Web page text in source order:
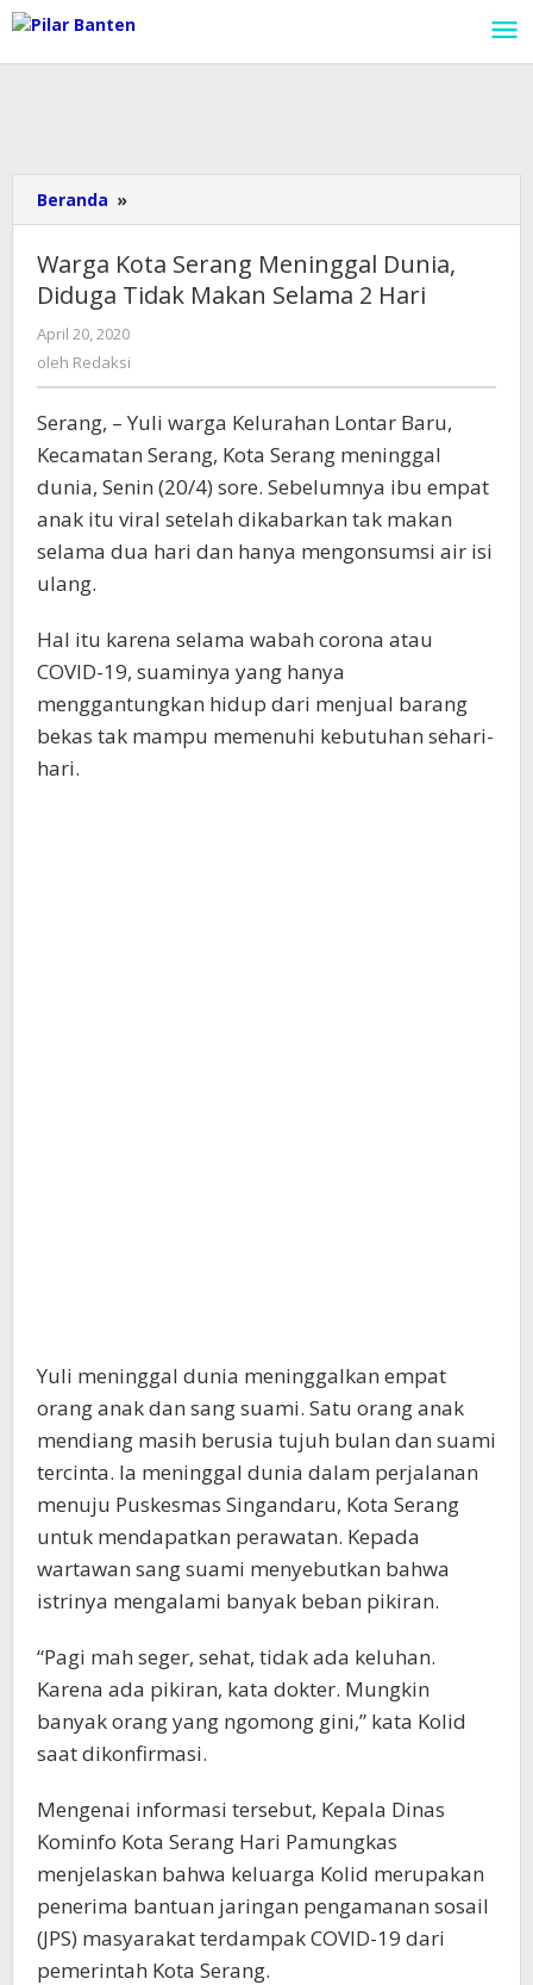
Lewati
ke
konten
Beranda »
Kota
Meninggal
Dunia,
2
Hari
Warga Kota Serang Meninggal Dunia,
Diduga Tidak Makan Selama 2 Hari
April 20, 2020
oleh Redaksi
Serang, – Yuli warga Kelurahan Lontar Baru,
Kecamatan Serang, Kota Serang meninggal
dunia, Senin (20/4) sore. Sebelumnya ibu empat
anak itu viral setelah dikabarkan tak makan
selama dua hari dan hanya mengonsumsi air isi
ulang.
Hal itu karena selama wabah corona atau
COVID-19, suaminya yang hanya
menggantungkan hidup dari menjual barang
bekas tak mampu memenuhi kebutuhan sehari-
hari.
Yuli meninggal dunia meninggalkan empat
orang anak dan sang suami. Satu orang anak
mendiang masih berusia tujuh bulan dan suami
tercinta. Ia meninggal dunia dalam perjalanan
menuju Puskesmas Singandaru, Kota Serang
untuk mendapatkan perawatan. Kepada
wartawan sang suami menyebutkan bahwa
istrinya mengalami banyak beban pikiran.
“Pagi mah seger, sehat, tidak ada keluhan.
Karena ada pikiran, kata dokter. Mungkin
banyak orang yang ngomong gini,” kata Kolid
saat dikonfirmasi.
Mengenai informasi tersebut, Kepala Dinas
Kominfo Kota Serang Hari Pamungkas
menjelaskan bahwa keluarga Kolid merupakan
penerima bantuan jaringan pengamanan sosail
(JPS) masyarakat terdampak COVID-19 dari
pemerintah Kota Serang.